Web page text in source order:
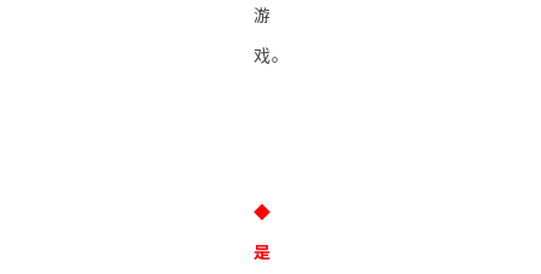
游
戏。
◆
是